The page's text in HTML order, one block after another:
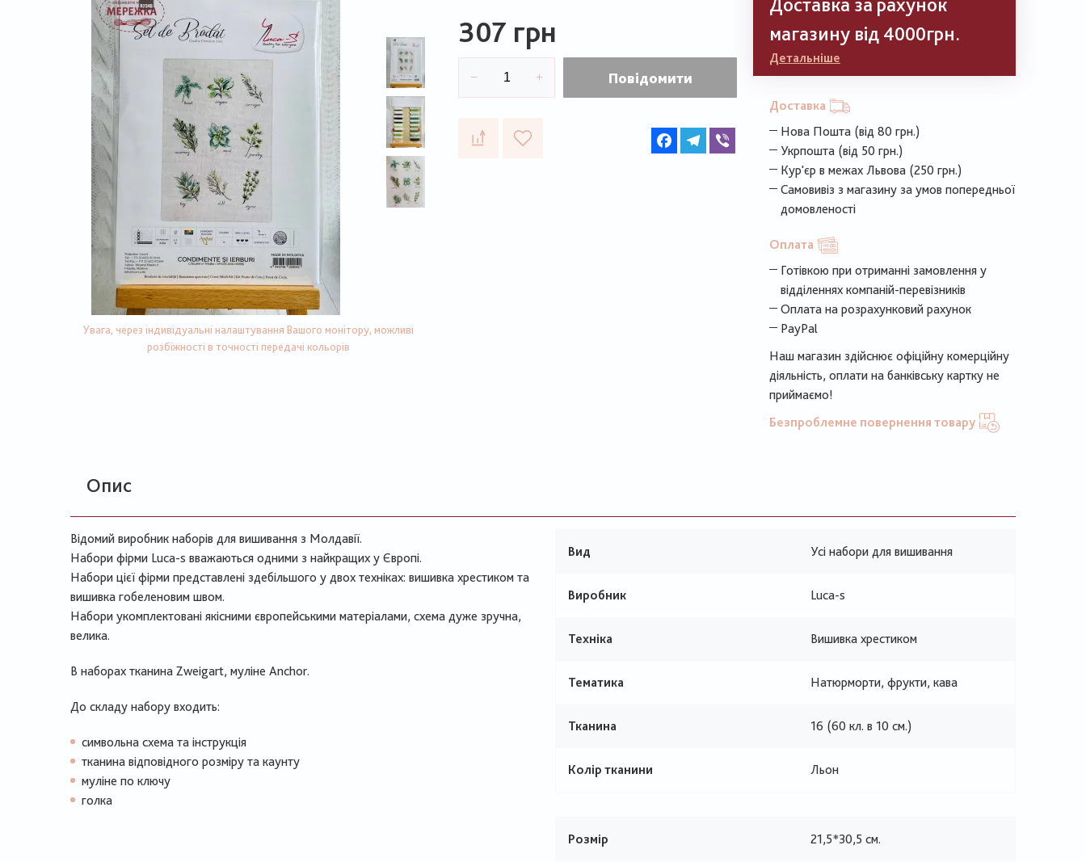
Увага, через індивідуальні налаштування Вашого монітору, можливі
розбіжності в точності передачі кольорів
307 грн
Повідомити
FacebookTelegram
магазину від 4000грн.
Детальніше
Доставка
Нова Пошта (від 80 грн.)
Укрпошта (від 50 грн.)
Кур'єр в межах Львова (250 грн.)
Самовивіз з магазину за умов попередньої
домовленості
Оплата
Готівкою при отриманні замовлення у
відділеннях компаній-перевізників
Оплата на розрахунковий рахунок
PayPal
Наш магазин здійснює офіційну комерційну
діяльність, оплати на банківську картку не
приймаємо!
Безпроблемне повернення товару
Опис
Відомий виробник наборів для вишивання з Молдавії.
Набори фірми Luca-s вважаються одними з найкращих у Європі.
Набори цієї фірми представлені здебільшого у двох техніках: вишивка хрестиком та
вишивка гобеленовим швом.
Набори укомплектовані якісними європейськими матеріалами, схема дуже зручна,
велика.
В наборах тканина Zweigart, муліне Anchor.
До складу набору входить:
символьна схема та інструкція
тканина відповідного розміру та каунту
муліне по ключу
голка
Вид Усі набори для вишивання
Виробник Luca-s
Техніка Вишивка хрестиком
Тематика Натюрморти, фрукти, кава
Тканина 16 (60 кл. в 10 см.)
Колір тканини Льон
Розмір 21,5*30,5 см.